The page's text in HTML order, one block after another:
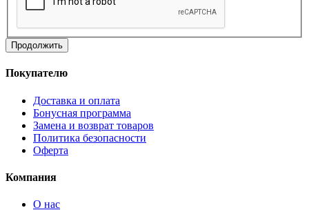
Продолжить
Покупателю
Доставка и оплата
Бонусная программа
Замена и возврат товаров
Политика безопасности
Оферта
Компания
О нас